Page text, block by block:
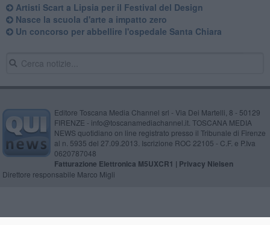
Artisti Scart a Lipsia per il Festival del Design
Nasce la scuola d'arte a impatto zero
Un concorso per abbellire l'ospedale Santa Chiara
Editore Toscana Media Channel srl - Via Dei Martelli, 8 - 50129
FIRENZE - info@toscanamediachannel.it. TOSCANA MEDIA
NEWS quotidiano on line registrato presso il Tribunale di Firenze
al n. 5935 del 27.09.2013. Iscrizione ROC 22105 - C.F. e P.Iva
0620787048
Fatturazione Elettronica M5UXCR1 | Privacy Nielsen
Direttore responsabile Marco Migli